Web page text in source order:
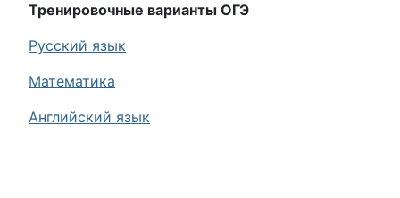
Тренировочные варианты ОГЭ
Русский язык
Математика
Английский язык